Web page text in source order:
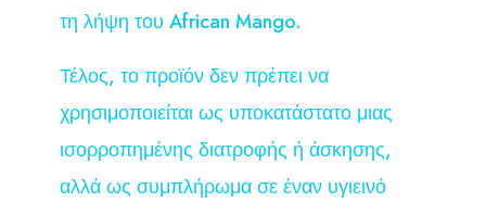
τη λήψη του African Mango.
Τέλος, το προϊόν δεν πρέπει να
χρησιμοποιείται ως υποκατάστατο μιας
ισορροπημένης διατροφής ή άσκησης,
αλλά ως συμπλήρωμα σε έναν υγιεινό